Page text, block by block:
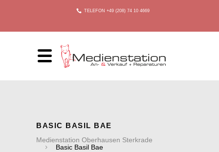
TELEFON +49 (208) 74 10 4669
BASIC BASIL BAE
Medienstation Oberhausen Sterkrade
Basic Basil Bae